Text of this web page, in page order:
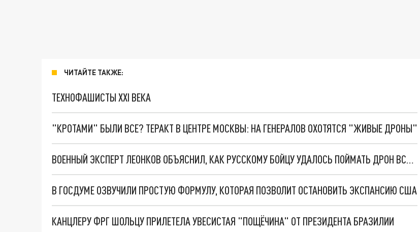
ЧИТАЙТЕ ТАКЖЕ:
ТЕХНОФАШИСТЫ XXI ВЕКА
"КРОТАМИ" БЫЛИ ВСЕ? ТЕРАКТ В ЦЕНТРЕ МОСКВЫ: НА ГЕНЕРАЛОВ ОХОТЯТСЯ "ЖИВЫЕ ДРОНЫ"
ВОЕННЫЙ ЭКСПЕРТ ЛЕОНКОВ ОБЪЯСНИЛ, КАК РУССКОМУ БОЙЦУ УДАЛОСЬ ПОЙМАТЬ ДРОН ВСУ ГОЛЫМИ РУКАМИ
В ГОСДУМЕ ОЗВУЧИЛИ ПРОСТУЮ ФОРМУЛУ, КОТОРАЯ ПОЗВОЛИТ ОСТАНОВИТЬ ЭКСПАНСИЮ США
КАНЦЛЕРУ ФРГ ШОЛЬЦУ ПРИЛЕТЕЛА УВЕСИСТАЯ "ПОЩЁЧИНА" ОТ ПРЕЗИДЕНТА БРАЗИЛИИ